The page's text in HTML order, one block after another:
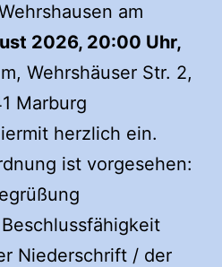
am
2026, 20:00 Uhr,
Wehrshäuser Str. 2,
Marburg
herzlich ein.
ist vorgesehen:
Niederschrift / der